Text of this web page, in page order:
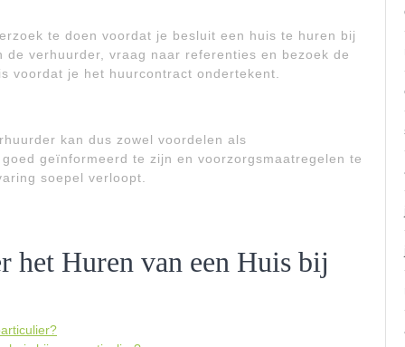
te doen voordat je besluit een huis te huren bij
verhuurder, vraag naar referenties en bezoek de
voordat je het huurcontract ondertekent.
kan dus zowel voordelen als
geïnformeerd te zijn en voorzorgsmaatregelen te
soepel verloopt.
het Huren van een Huis bij